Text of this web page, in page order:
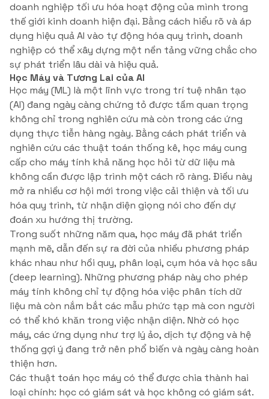
doanh nghiệp tối ưu hóa hoạt động của mình trong
thế giới kinh doanh hiện đại. Bằng cách hiểu rõ và áp
dụng hiệu quả AI vào tự động hóa quy trình, doanh
nghiệp có thể xây dựng một nền tảng vững chắc cho
sự phát triển lâu dài và hiệu quả.
Học Máy và Tương Lai của AI
Học máy (ML) là một lĩnh vực trong trí tuệ nhân tạo
(AI) đang ngày càng chứng tỏ được tầm quan trọng
không chỉ trong nghiên cứu mà còn trong các ứng
dụng thực tiễn hàng ngày. Bằng cách phát triển và
nghiên cứu các thuật toán thống kê, học máy cung
cấp cho máy tính khả năng học hỏi từ dữ liệu mà
không cần được lập trình một cách rõ ràng. Điều này
mở ra nhiều cơ hội mới trong việc cải thiện và tối ưu
hóa quy trình, từ nhận diện giọng nói cho đến dự
đoán xu hướng thị trường.
Trong suốt những năm qua, học máy đã phát triển
mạnh mẽ, dẫn đến sự ra đời của nhiều phương pháp
khác nhau như hồi quy, phân loại, cụm hóa và học sâu
(deep learning). Những phương pháp này cho phép
máy tính không chỉ tự động hóa việc phân tích dữ
liệu mà còn nắm bắt các mẫu phức tạp mà con người
có thể khó khăn trong việc nhận diện. Nhờ có học
máy, các ứng dụng như trợ lý ảo, dịch tự động và hệ
thống gợi ý đang trở nên phổ biến và ngày càng hoàn
thiện hơn.
Các thuật toán học máy có thể được chia thành hai
loại chính: học có giám sát và học không có giám sát.